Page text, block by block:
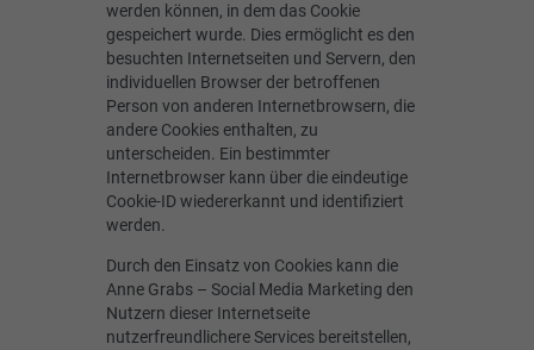
werden können, in dem das Cookie
gespeichert wurde. Dies ermöglicht es den
besuchten Internetseiten und Servern, den
individuellen Browser der betroffenen
Person von anderen Internetbrowsern, die
andere Cookies enthalten, zu
unterscheiden. Ein bestimmter
Internetbrowser kann über die eindeutige
Cookie-ID wiedererkannt und identifiziert
werden.
Durch den Einsatz von Cookies kann die
Anne Grabs – Social Media Marketing den
Nutzern dieser Internetseite
nutzerfreundlichere Services bereitstellen,